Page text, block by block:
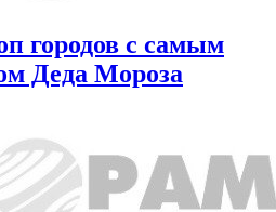
городов с самым
Деда Мороза